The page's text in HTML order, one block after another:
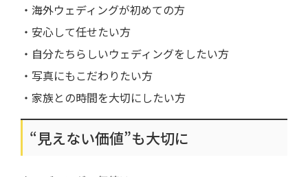
・海外ウェディングが初めての方
・安心して任せたい方
・自分たちらしいウェディングをしたい方
・写真にもこだわりたい方
・家族との時間を大切にしたい方
“見えない価値”も大切に